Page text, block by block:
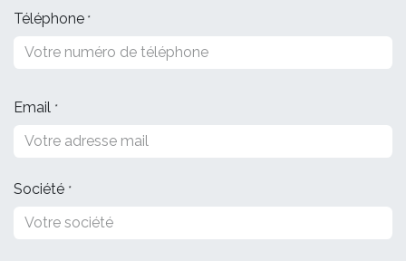
Téléphone *
Email *
Société *